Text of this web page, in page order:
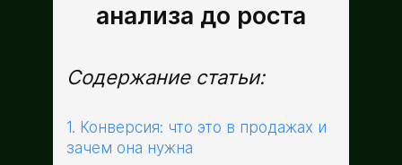
анализа до роста
Содержание статьи:
1. Конверсия: что это в продажах и
зачем она нужна